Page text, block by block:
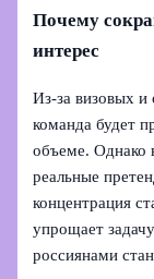
Почему
интерес
Из-за визовых и
команда будет
объеме. Однако
реальные
концентрация
упрощает
россиянами